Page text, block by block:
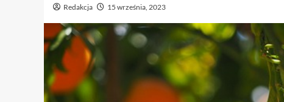
Redakcja 15 września, 2023